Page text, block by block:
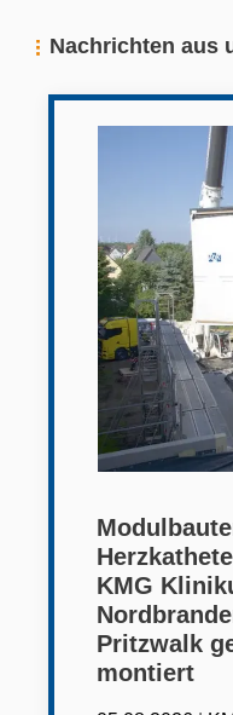
Nachrichten aus
KMG
Pritzwalk
montiert